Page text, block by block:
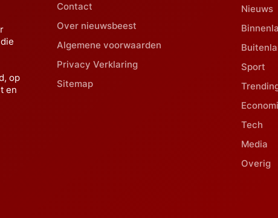
op
en
Contact
Over nieuwsbeest
Algemene voorwaarden
Privacy Verklaring
Sitemap
Nieuws
Sport
Tech
Media
Overig